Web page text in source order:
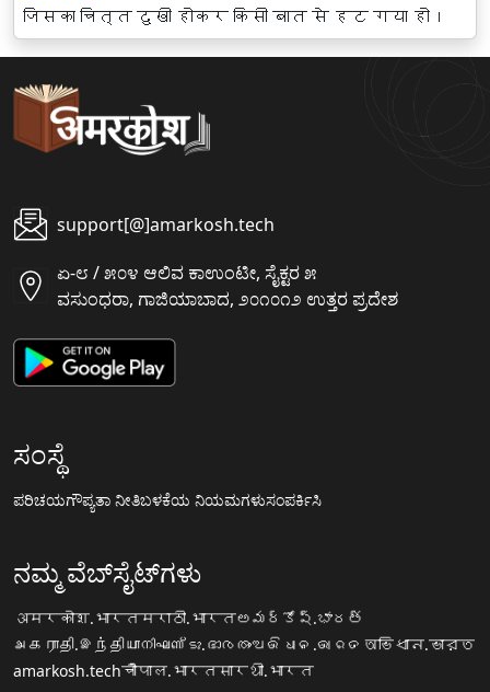
जिसका चित्त दुखी होकर किसी बात से हट गया हो।
support[@]amarkosh.tech
ಏ-೮ / ೫೦೪ ಆಲಿವ ಕಾಉಂಟೀ, ಸೈಕ್ಟರ ೫
ವಸುಂಧರಾ, ಗಾಜಿಯಾಬಾದ, ೨೦೧೦೧೨ ಉತ್ತರ ಪ್ರದೇಶ
ಸಂಸ್ಥೆ
ಪರಿಚಯಗೌಪ್ಯತಾ ನೀತಿಬಳಕೆಯ ನಿಯಮಗಳುಸಂಪರ್ಕಿಸಿ
ನಮ್ಮ ವೆಬ್‌ಸೈಟ್‌ಗಳು
अमरकोश.भारतमराठी.भारतఅమర్కోష్.భారత్
அகராதி.இந்தியாനിഘണ്ടു.ഭാരതംଅଭିଧାନ.ଭାରତ অভিধান.ভারত
amarkosh.techचौपाल.भारतसारथी.भारत